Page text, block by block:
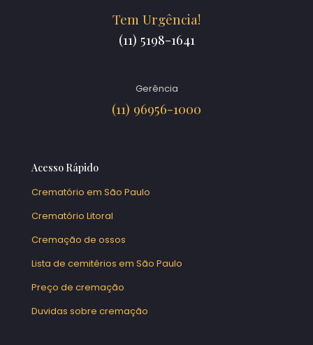
Tem Urgência!
(11) 5198-1641
Gerência
(11) 96956-1000
Acesso Rápido
Crematório em São Paulo
Crematório Litoral
Cremação de ossos
Lista de cemitérios em São Paulo
Preço de cremação
Duvidas sobre cremação